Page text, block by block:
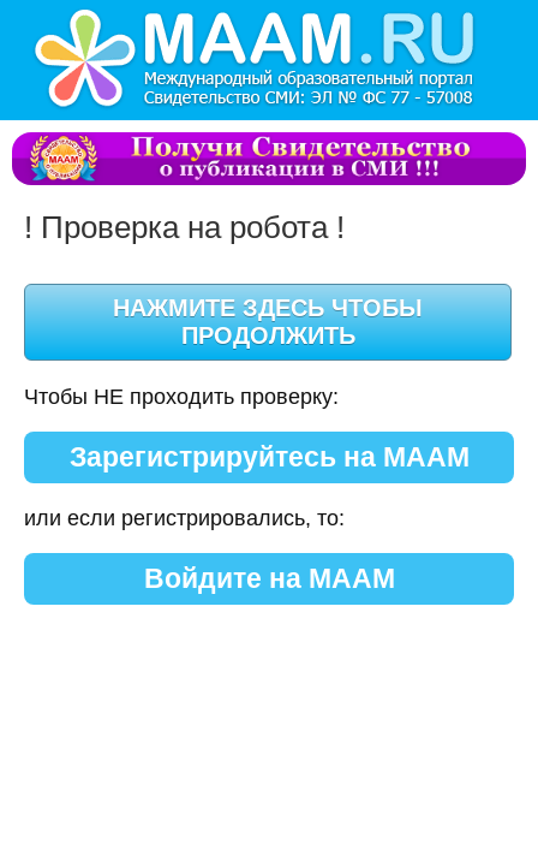
! Проверка на робота !
Чтобы НЕ проходить проверку:
Зарегистрируйтесь на МААМ
или если регистрировались, то:
Войдите на МААМ